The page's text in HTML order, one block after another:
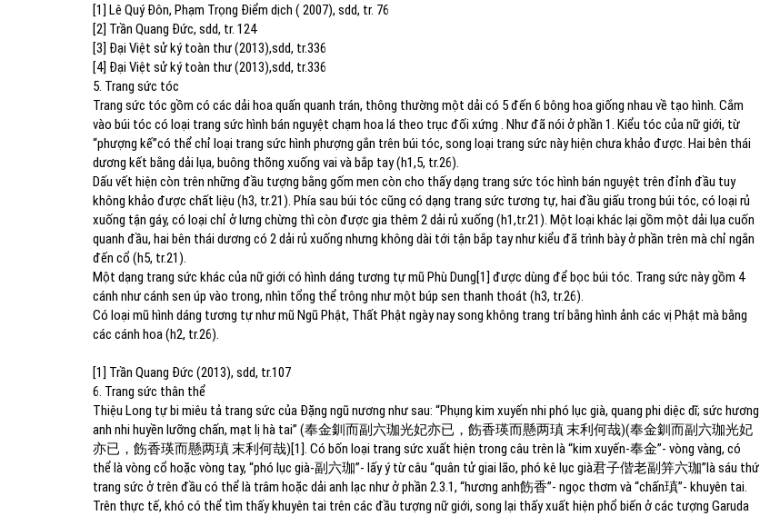
[1] Lê Quý Đôn, Phạm Trọng Điểm dịch ( 2007), sdd, tr. 76
[2] Trần Quang Đức, sdd, tr. 124
[3] Đại Việt sử ký toàn thư (2013),sdd, tr.336
[4] Đại Việt sử ký toàn thư (2013),sdd, tr.336
5. Trang sức tóc
Trang sức tóc gồm có các dải hoa quấn quanh trán, thông thường một dải có 5 đến 6 bông hoa giống nhau về tạo hình. Cắm
vào búi tóc có loại trang sức hình bán nguyệt chạm hoa lá theo trục đối xứng . Như đã nói ở phần 1. Kiểu tóc của nữ giới, từ
“phượng kế”có thể chỉ loại trang sức hình phượng gắn trên búi tóc, song loại trang sức này hiện chưa khảo được. Hai bên thái
dương kết bằng dải lụa, buông thõng xuống vai và bắp tay (h1,5, tr.26).
Dấu vết hiện còn trên những đầu tượng bằng gốm men còn cho thấy dạng trang sức tóc hình bán nguyệt trên đỉnh đầu tuy
không khảo được chất liệu (h3, tr.21). Phía sau búi tóc cũng có dạng trang sức tương tự, hai đầu giấu trong búi tóc, có loại rủ
xuống tận gáy, có loại chỉ ở lưng chừng thì còn được gia thêm 2 dải rủ xuống (h1,tr.21). Một loại khác lại gồm một dải lụa cuốn
quanh đầu, hai bên thái dương có 2 dải rủ xuống nhưng không dài tới tận bắp tay như kiểu đã trình bày ở phần trên mà chỉ ngắn
đến cổ (h5, tr.21).
Một dạng trang sức khác của nữ giới có hình dáng tương tự mũ Phù Dung[1] được dùng để bọc búi tóc. Trang sức này gồm 4
cánh như cánh sen úp vào trong, nhìn tổng thể trông như một búp sen thanh thoát (h3, tr.26).
Có loại mũ hình dáng tương tự như mũ Ngũ Phật, Thất Phật ngày nay song không trang trí bằng hình ảnh các vị Phật mà bằng
các cánh hoa (h2, tr.26).
[1] Trần Quang Đức (2013), sdd, tr.107
6. Trang sức thân thể
Thiệu Long tự bi miêu tả trang sức của Đặng ngũ nương như sau: “Phụng kim xuyến nhi phó lục già, quang phi diệc dĩ; sức hương
anh nhi huyền lưỡng chấn, mạt lị hà tai” (奉金釧而副六珈光妃亦已，飭香瑛而懸两瑱末利何哉)(奉金釧而副六珈光妃
亦已，飭香瑛而懸两瑱末利何哉)[1]. Có bốn loại trang sức xuất hiện trong câu trên là “kim xuyến-奉金”- vòng vàng, có
thể là vòng cổ hoặc vòng tay, “phó lục già-副六珈”- lấy ý từ câu “quân tử giai lão, phó kê lục già君子偕老副笄六珈”là sáu thứ
trang sức ở trên đầu có thể là trâm hoặc dải anh lạc như ở phần 2.3.1, “hương anh飭香”- ngọc thơm và “chấn瑱”- khuyên tai.
Trên thực tế, khó có thể tìm thấy khuyên tai trên các đầu tượng nữ giới, song lại thấy xuất hiện phổ biến ở các tượng Garuda